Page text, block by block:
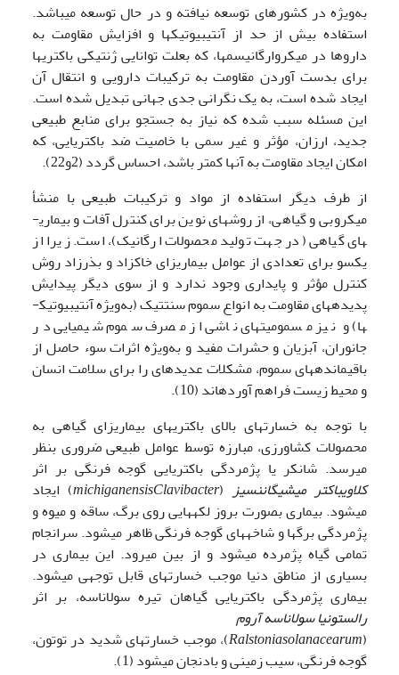
به‌ویژه در کشورهای توسعه نیافته و در حال توسعه می­باشد.
استفاده بیش از حد از آنتی­بیوتیک­ها و افزایش مقاومت به
داروها در میکروارگانیسم­ها، که بعلت توانایی ژنتیکی باکتری­ها
برای بدست آوردن مقاومت به ترکیبات دارویی و انتقال آن
ایجاد شده است، به یک نگرانی جدی جهانی تبدیل شده­ است.
این مسئله سبب شده که نیاز به جستجو برای منابع طبیعی
جدید، ارزان، مؤثر و غیر سمی با خاصیت ضد باکتریایی­، که
امکان ایجاد مقاومت به آنها کمتر باشد، احساس گردد (2و22).
از طرف دیگر استفاده از مواد و ترکیبات طبیعی با منشأ
میکروبی و گیاهی، از روش­های نوین برای کنترل آفات و بیماری­
های گیاهی (در جهت تولید محصولات ارگانیک)، است. زیرا از
یکسو برای تعدادی از عوامل بیماری­زای خاک­زاد و بذر­زاد روش
کنترل مؤثر و پایداری وجود ندارد و از سوی دیگر پیدایش
پدیده­های مقاومت به انواع سموم سنتتیک (به‌ویژه آنتی­بیوتیک­
ها) و نیز مسمومیت­های ناشی از مصرف سموم شیمیایی در
جانوران، آبزیان و حشرات مفید و به‌ویژه اثرات سوء حاصل از
باقی­مانده­های سموم، مشکلات عدیده­ای را برای سلامت انسان
و محیط زیست فراهم آورده­اند (10).
با توجه به خسارت­های بالای باکتری­های بیماری­زای گیاهی به
محصولات کشاورزی، مبارزه توسط عوامل طبیعی ضروری بنظر
می­رسد. شانکر یا پژمردگی باکتریایی گوجه فرنگی بر اثر
کلاویباکتر میشیگاننسیز (
michiganensisClavibacter
) ایجاد
می­شود. بیماری بصورت بروز لکه­هایی روی برگ، ساقه و میوه و
پژمردگی برگ­ها و شاخه­های گوجه فرنگی ظاهر می­شود. سرانجام
تمامی گیاه پژمرده می­شود و از بین می­رود. این بیماری در
بسیاری از مناطق دنیا موجب خسارت­های قابل توجهی می­شود.
بیماری پژمردگی باکتریایی گیاهان تیره سولاناسه، بر اثر
رالستونیا سولاناسه آروم
(
Ralstoniasolanacearum
)، موجب خسارت­های شدید در توتون،
گوجه فرنگی، سیب زمینی و بادنجان می­شود (1).